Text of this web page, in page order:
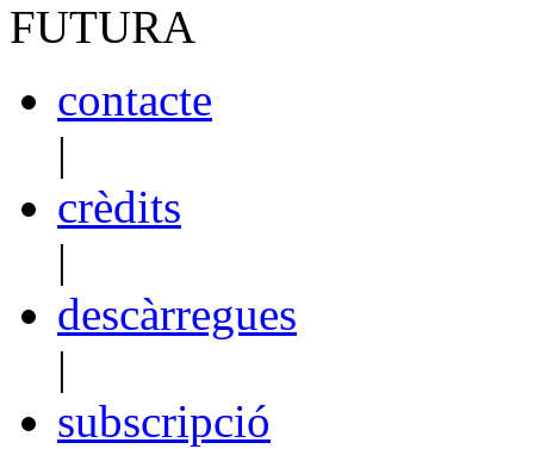
contacte
|
crèdits
|
descàrregues
|
subscripció